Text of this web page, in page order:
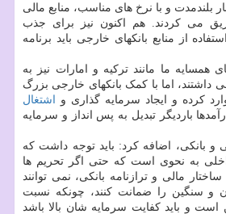
بلندمدت و با نرخ های مناسب، منابع مالی
می کردند. هم اکنون نیز برای جذب
از منابع بانکهای خارجی باید برنامه
ما مانند ترکیه و امارات نیز به
اما با کمک بانکهای خارجی بزرگ
کرده و ایجاد سرمایه گذاری و اشتغال
باردیگر تبدیل به پس انداز و سرمایه
و بانکی، اضافه کرد: باید توجه داشت که
به نحوی است که حتی اگر تحریم ها
مالی و ترازنامه بانکی، نمی توانند
و سنگین را ضمانت کنند، چونکه نسبت
است و باید کفایت سرمایه شان بالا باشد